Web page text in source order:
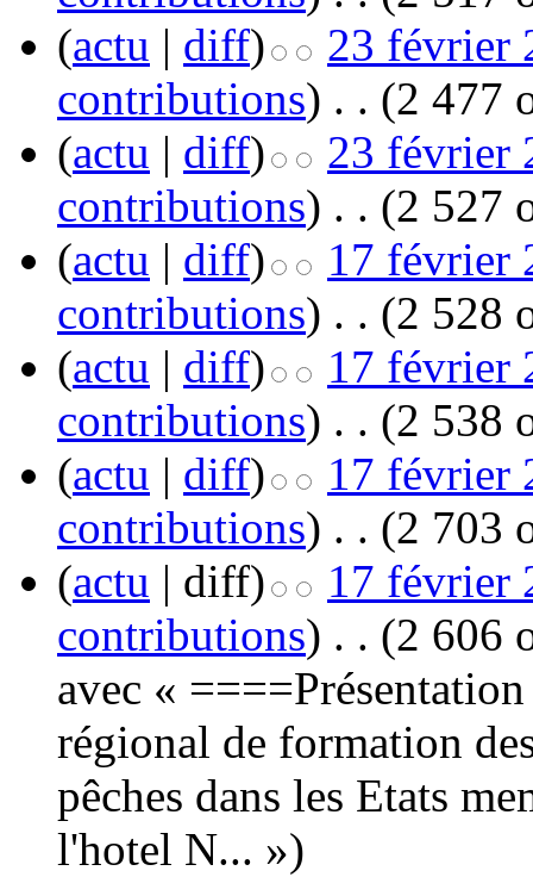
(actu | diff)
23 février
contributions) . . (2 477
(actu | diff)
23 février
contributions) . . (2 527
(actu | diff)
17 février
contributions) . . (2 528
(actu | diff)
17 février
contributions) . . (2 538
(actu | diff)
17 février
contributions) . . (2 703
(actu | diff)
17 février
contributions) . . (2 606
avec «
régional de formation
pêches dans les Etats
l'hotel N... »)